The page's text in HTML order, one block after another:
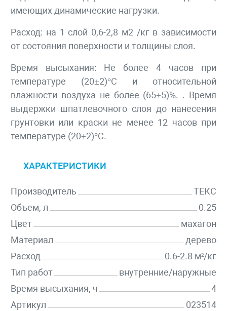
имеющих динамические нагрузки.
Расход: на 1 слой 0,6-2,8 м2 /кг в зависимости
от состояния поверхности и толщины слоя.
Время высыхания: Не более 4 часов при
температуре (20±2)°С и относительной
влажности воздуха не более (65±5)%. . Время
выдержки шпатлевочного слоя до нанесения
грунтовки или краски не менее 12 часов при
температуре (20±2)°С.
ХАРАКТЕРИСТИКИ
Производитель
ТЕКС
Объем, л
0.25
Цвет
махагон
Материал
дерево
Расход
0.6-2.8 м²/кг
Тип работ
внутренние/наружные
Время высыхания, ч
4
Артикул
023514